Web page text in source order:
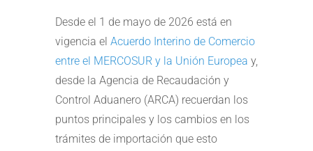
Desde el 1 de mayo de 2026 está en
vigencia el Acuerdo Interino de Comercio
entre el MERCOSUR y la Unión Europea y,
desde la Agencia de Recaudación y
Control Aduanero (ARCA) recuerdan los
puntos principales y los cambios en los
trámites de importación que esto